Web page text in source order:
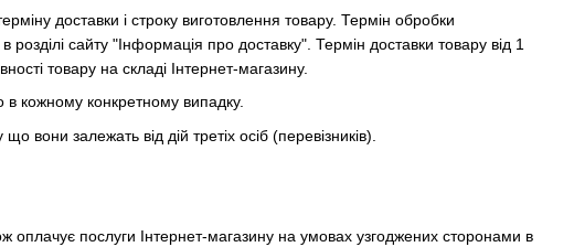
доставки і строку виготовлення товару. Термін обробки
сайту "Інформація про доставку". Термін доставки товару від 1
товару на складі Інтернет-магазину.
в кожному конкретному випадку.
вони залежать від дій третіх осіб (перевізників).
послуги Інтернет-магазину на умовах узгоджених сторонами в